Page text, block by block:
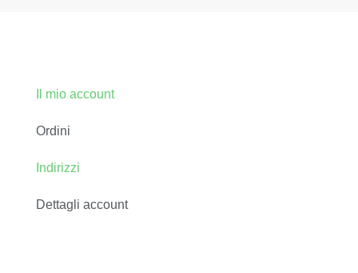
Il mio account
Ordini
Indirizzi
Dettagli account